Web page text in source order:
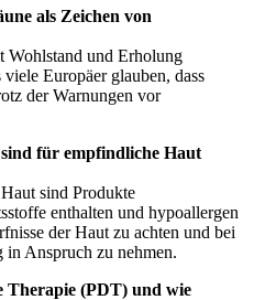
als Zeichen von
Wohlstand und Erholung
Europäer glauben, dass
der Warnungen vor
für empfindliche Haut
sind Produkte
enthalten und hypoallergen
der Haut zu achten und bei
in Anspruch zu nehmen.
Therapie (PDT) und wie